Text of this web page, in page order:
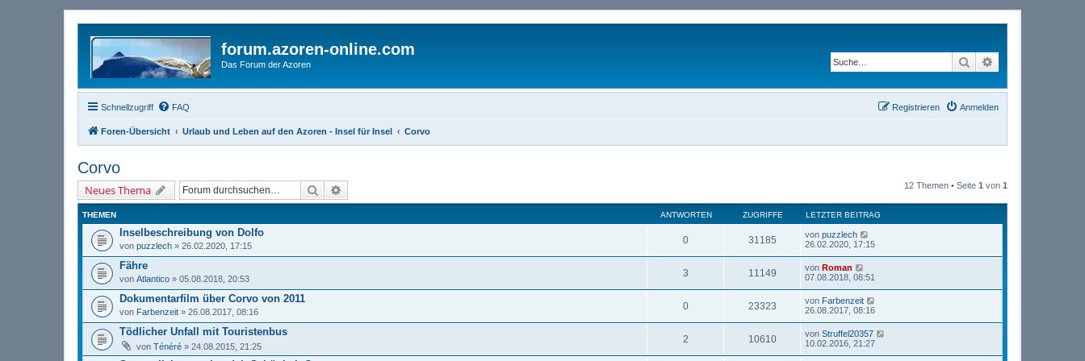
forum.azoren-online.com
Das Forum der Azoren Suche
Schnellzugriff FAQ Anmelden
Registrieren
Foren-Übersicht Urlaub und Leben auf den Azoren - Insel für Insel Corvo
Corvo
Neues Thema Suche 12 Themen • Seite 1 von 1
THEMEN ANTWORTEN ZUGRIFFE LETZTER BEITRAG
Inselbeschreibung von Dolfo
von puzzlech » 26.02.2020, 17:15
0 31185 von puzzlech
26.02.2020, 17:15
Fähre
von Atlantico » 05.08.2018, 20:53
3 11149 von Roman
07.08.2018, 08:51
Dokumentarfilm über Corvo von 2011
von Farbenzeit » 26.08.2017, 08:16
0 23323 von Farbenzeit
26.08.2017, 08:16
Tödlicher Unfall mit Touristenbus
von Ténéré » 24.08.2015, 21:25
2 10610 von Struffel20357
10.02.2016, 21:27